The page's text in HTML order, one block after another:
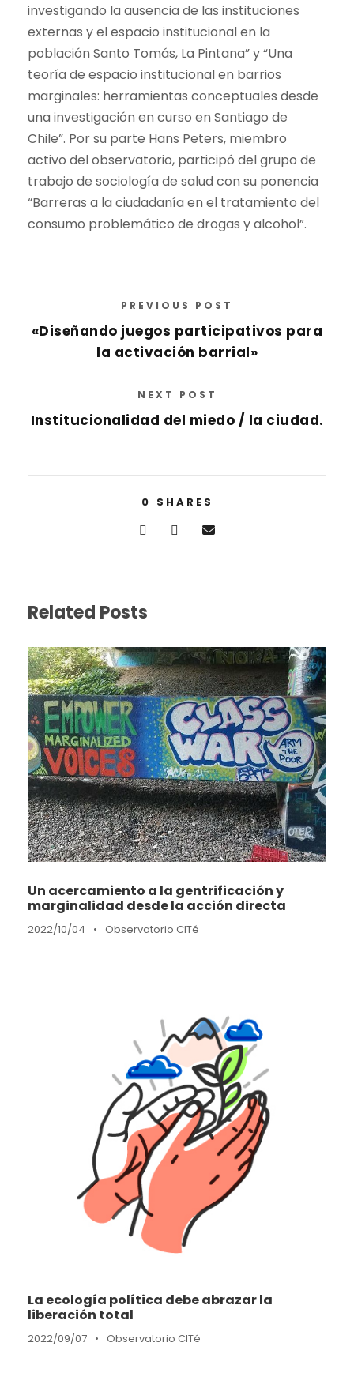
investigando la ausencia de las instituciones
externas y el espacio institucional en la
población Santo Tomás, La Pintana” y “Una
teoría de espacio institucional en barrios
marginales: herramientas conceptuales desde
una investigación en curso en Santiago de
Chile”. Por su parte Hans Peters, miembro
activo del observatorio, participó del grupo de
trabajo de sociología de salud con su ponencia
“Barreras a la ciudadanía en el tratamiento del
consumo problemático de drogas y alcohol”.
PREVIOUS POST
«Diseñando juegos participativos para
la activación barrial»
NEXT POST
Institucionalidad del miedo / la ciudad.
0 SHARES
Related Posts
Un acercamiento a la gentrificación y
marginalidad desde la acción directa
2022/10/04 • Observatorio CITé
La ecología política debe abrazar la
liberación total
2022/09/07 • Observatorio CITé